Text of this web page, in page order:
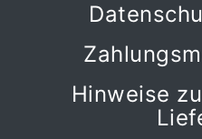
Hinweise